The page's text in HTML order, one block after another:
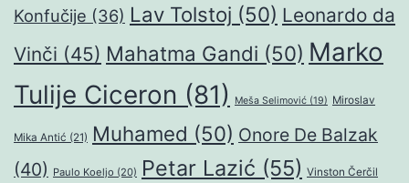
Konfučije (36) Lav Tolstoj (50) Leonardo da
Vinči (45) Mahatma Gandi (50) Marko
Tulije Ciceron (81) Meša Selimović (19) Miroslav
Mika Antić (21) Muhamed (50) Onore De Balzak
(40) Paulo Koeljo (20) Petar Lazić (55) Vinston Čerčil